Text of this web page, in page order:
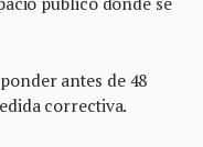
antes de 48
correctiva.